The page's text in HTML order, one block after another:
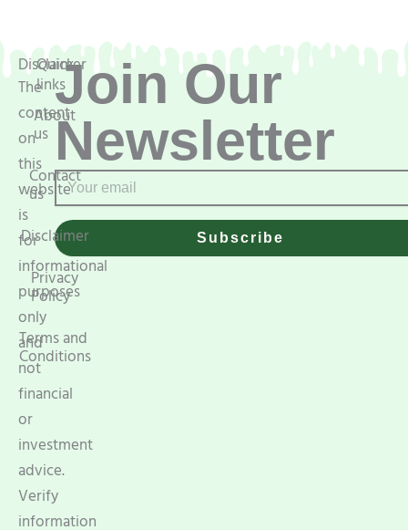
Disclaimer
The
content
on
this
website
is
for
informational
purposes
only
and
not
financial
or
investment
advice.
Verify
information
Quick
links
About
us
Contact
us
Disclaimer
Privacy
Policy
Terms and
Conditions
Join Our
Newsletter
Email
Subscribe